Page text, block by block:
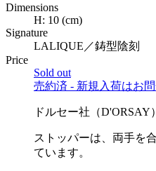
Dimensions
H: 10 (cm)
Signature
LALIQUE／鋳型陰刻
Price
Sold out
売約済 - 新規入荷はお
ドルセー社（D'ORSAY
ストッパーは、両手を
ています。